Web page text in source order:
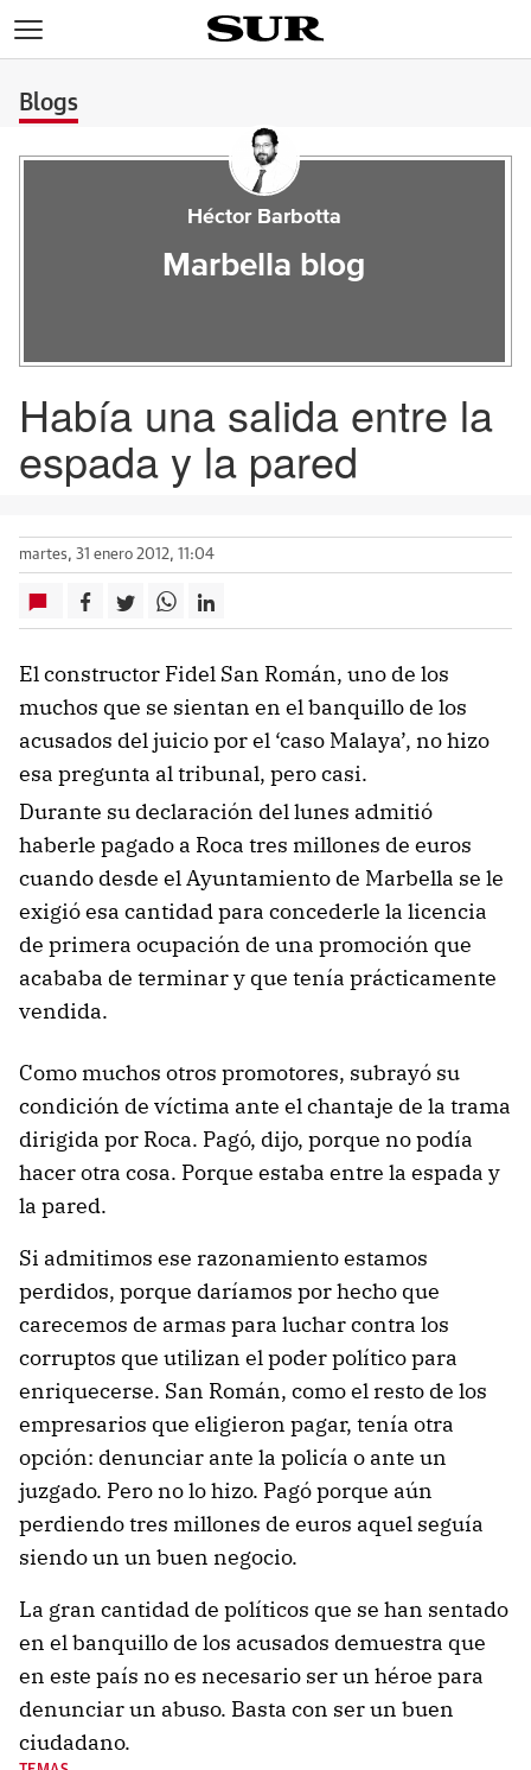
Blogs
Héctor Barbotta
Marbella blog
Había una salida entre la
espada y la pared
martes, 31 enero 2012, 11:04
El constructor Fidel San Román, uno de los
muchos que se sientan en el banquillo de los
acusados del juicio por el ‘caso Malaya’, no hizo
esa pregunta al tribunal, pero casi.
Durante su declaración del lunes admitió
haberle pagado a Roca tres millones de euros
cuando desde el Ayuntamiento de Marbella se le
exigió esa cantidad para concederle la licencia
de primera ocupación de una promoción que
acababa de terminar y que tenía prácticamente
vendida.
Como muchos otros promotores, subrayó su
condición de víctima ante el chantaje de la trama
dirigida por Roca. Pagó, dijo, porque no podía
hacer otra cosa. Porque estaba entre la espada y
la pared.
Si admitimos ese razonamiento estamos
perdidos, porque daríamos por hecho que
carecemos de armas para luchar contra los
corruptos que utilizan el poder político para
enriquecerse. San Román, como el resto de los
empresarios que eligieron pagar, tenía otra
opción: denunciar ante la policía o ante un
juzgado. Pero no lo hizo. Pagó porque aún
perdiendo tres millones de euros aquel seguía
siendo un un buen negocio.
La gran cantidad de políticos que se han sentado
en el banquillo de los acusados demuestra que
en este país no es necesario ser un héroe para
denunciar un abuso. Basta con ser un buen
ciudadano.